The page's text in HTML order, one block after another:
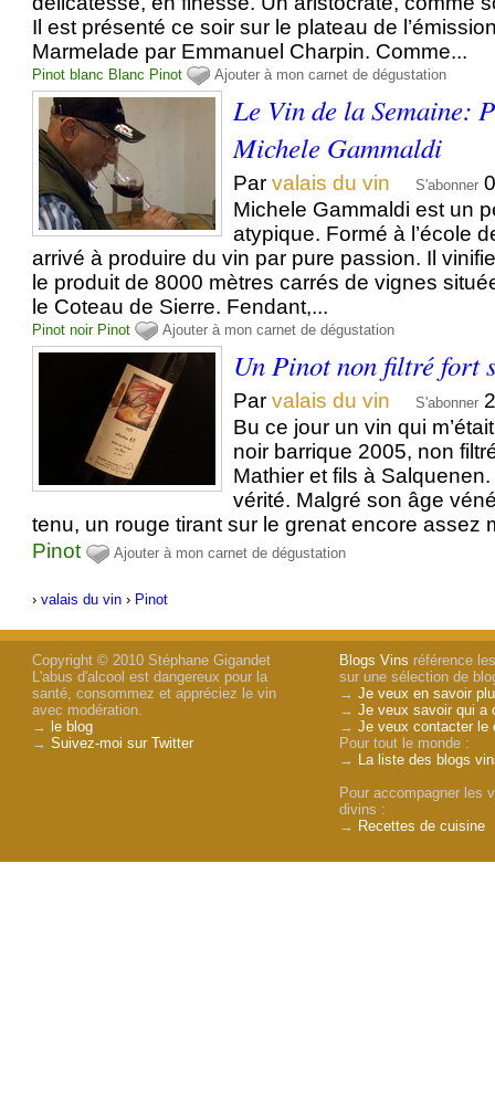
Il est présenté ce soir sur le plateau de
Marmelade par Emmanuel Charpin. Comme...
Pinot blanc Blanc Pinot Ajouter à mon carnet de dégustation
Le Vin de la Semaine:
Michele Gammaldi
Parvalais du vin S'abonner
Michele Gammaldi est un
atypique. Formé à l’école
arrivé à produire du vin par pure passion. Il
le produit de 8000 mètres carrés de vignes
le Coteau de Sierre. Fendant,...
Pinot noir Pinot Ajouter à mon carnet de dégustation
Un Pinot non filtré fort
Parvalais du vin S'abonner
Bu ce jour un vin qui
noir barrique 2005, non
Mathier et fils à
vérité. Malgré son âge
tenu, un rouge tirant sur le grenat encore assez
Pinot
Ajouter à mon carnet de dégustation
›valais du vin › Pinot
Copyright © 2010 Stéphane Gigandet
L'abus d'alcool est dangereux pour la
santé, consommez et appréciez le vin
avec modération.
→ le blog
→Suivez-moi sur Twitter
Blogs Vins référence
sur une sélection de
→Je veux en savoir
→Je veux savoir qui a
→Je veux contacter le
Pour tout le monde :
→
La liste des blogs
Pour accompagner les
divins :
→ Recettes de cuisine